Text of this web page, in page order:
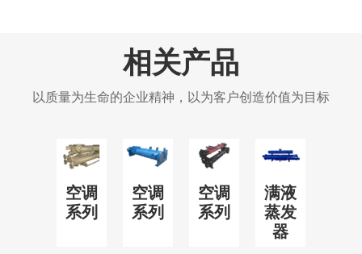
相关产品
以质量为生命的企业精神，以为客户创造价值为目标
空调
系列
空调
系列
空调
系列
满液
蒸发
器